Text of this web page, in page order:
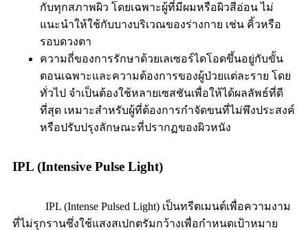
กับทุกสภาพผิว โดยเฉพาะผู้ที่มีผมหรือผิวสีอ่อน ไม่
แนะนำให้ใช้กับบางบริเวณของร่างกาย เช่น คิ้วหรือ
รอบดวงตา
ความถี่ของการรักษาด้วยเลเซอร์ไดโอดขึ้นอยู่กับขั้น
ตอนเฉพาะและความต้องการของผู้ป่วยแต่ละราย โดย
ทั่วไป จำเป็นต้องใช้หลายเซสชันเพื่อให้ได้ผลลัพธ์ที่ดี
ที่สุด เหมาะสำหรับผู้ที่ต้องการกำจัดขนที่ไม่พึงประสงค์
หรือปรับปรุงลักษณะที่ปรากฏของผิวหนัง
IPL (Intensive Pulse Light)
IPL (Intense Pulsed Light) เป็นทรีตเมนต์เพื่อความงาม
ที่ไม่รุกรานซึ่งใช้แสงสเปกตรัมกว้างเพื่อกำหนดเป้าหมาย